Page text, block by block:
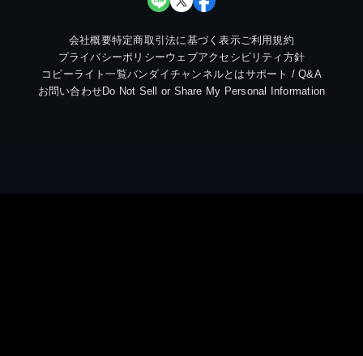
会社概要特定商取引法に基づく表示ご利用規約
プライバシーポリシーウェブアクセシビリティ方針
コピーライト一覧バンダイチャンネルとはサポート / Q&A
お問い合わせDo Not Sell or Share My Personal Information